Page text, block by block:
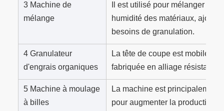
3 Machine de
mélange
Il est utilisé pour mélanger et
humidité des matériaux,
besoins de granulation.
4 Granulateur
d'engrais organiques
La tête de coupe est mobile et
fabriquée en alliage résistant à
5 Machine à moulage
à billes
La machine est
pour augmenter la production